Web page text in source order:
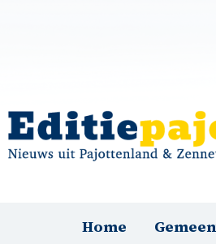
HoofdnavigatieHome